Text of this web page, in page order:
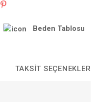
Beden Tablosu
TAKSIT SEÇENEKLERI